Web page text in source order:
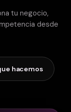
tu negocio,
desde
hacemos